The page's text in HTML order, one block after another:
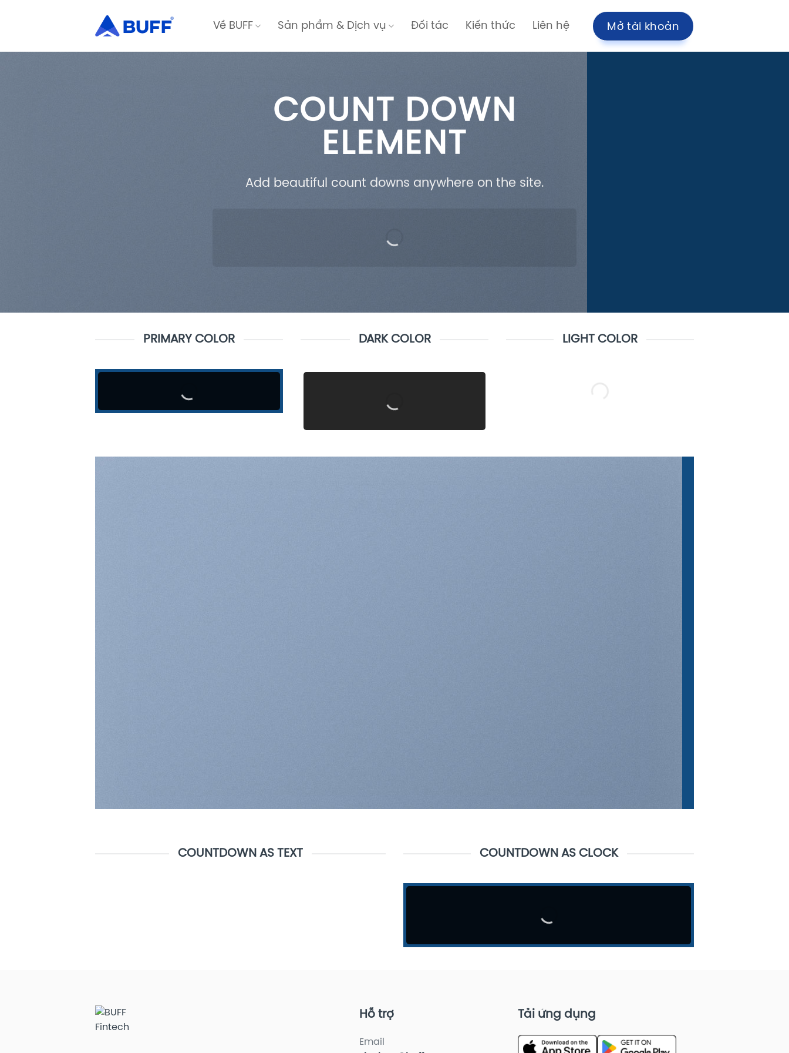
dung
Về BUFF Sản phẩm & Dịch vụ Đối tác Kiến thức Liên hệ Mở tài khoản
COUNT DOWN
ELEMENT
Add beautiful count downs anywhere on the site.
PRIMARY COLOR DARK COLOR LIGHT COLOR
COUNTDOWN AS TEXT COUNTDOWN AS CLOCK
Hỗ trợ
Email
Tải ứng dụng